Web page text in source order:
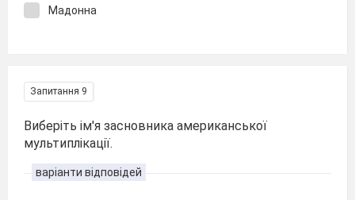
Мадонна
Запитання 9
Виберіть ім'я засновника американської
мультиплікації.
варіанти відповідей